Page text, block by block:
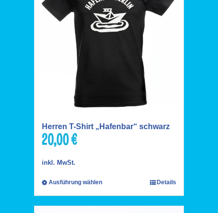
Herren T-Shirt „Hafenbar“ schwarz
20,00€
inkl. MwSt.
Ausführung wählen Details